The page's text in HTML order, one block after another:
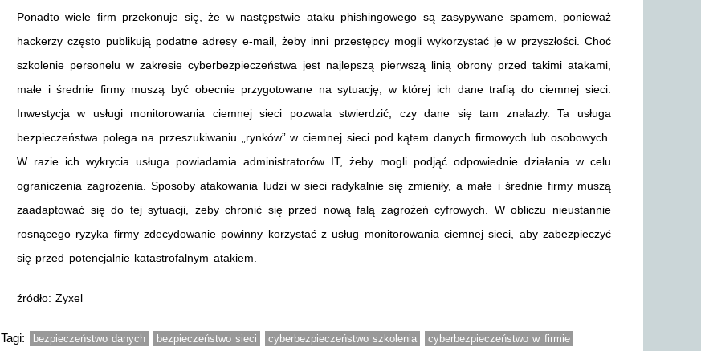
Ponadto wiele firm przekonuje się, że w następstwie ataku phishingowego są zasypywane spamem, ponieważ
hackerzy często publikują podatne adresy e-mail, żeby inni przestępcy mogli wykorzystać je w przyszłości. Choć
szkolenie personelu w zakresie cyberbezpieczeństwa jest najlepszą pierwszą linią obrony przed takimi atakami,
małe i średnie firmy muszą być obecnie przygotowane na sytuację, w której ich dane trafią do ciemnej sieci.
Inwestycja w usługi monitorowania ciemnej sieci pozwala stwierdzić, czy dane się tam znalazły. Ta usługa
bezpieczeństwa polega na przeszukiwaniu „rynków” w ciemnej sieci pod kątem danych firmowych lub osobowych.
W razie ich wykrycia usługa powiadamia administratorów IT, żeby mogli podjąć odpowiednie działania w celu
ograniczenia zagrożenia. Sposoby atakowania ludzi w sieci radykalnie się zmieniły, a małe i średnie firmy muszą
zaadaptować się do tej sytuacji, żeby chronić się przed nową falą zagrożeń cyfrowych. W obliczu nieustannie
rosnącego ryzyka firmy zdecydowanie powinny korzystać z usług monitorowania ciemnej sieci, aby zabezpieczyć
się przed potencjalnie katastrofalnym atakiem.
źródło: Zyxel
Tagi: bezpieczeństwo danych bezpieczeństwo sieci cyberbezpieczeństwo szkolenia cyberbezpieczeństwo w firmie